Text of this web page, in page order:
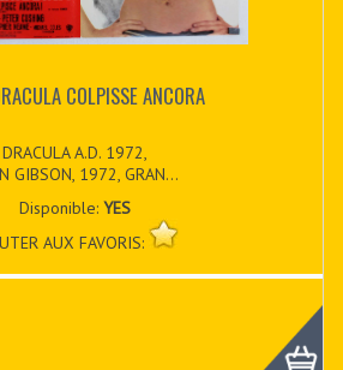
COLPISSE ANCORA
DRACULA A.D. 1972,
GIBSON, 1972, GRAN...
Disponible:YES
AUX FAVORIS: